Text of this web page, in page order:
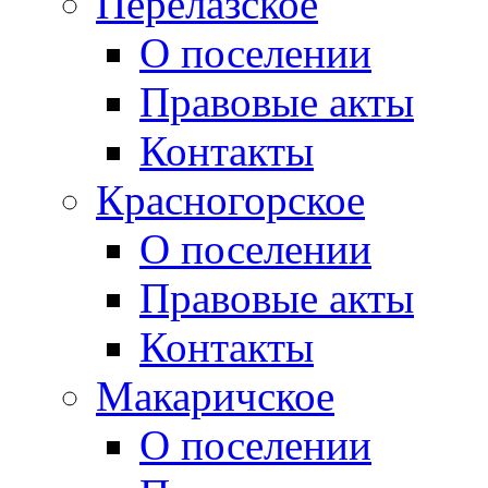
О поселении
Правовые акты
Контакты
Красногорское
О поселении
Правовые акты
Контакты
Макаричское
О поселении